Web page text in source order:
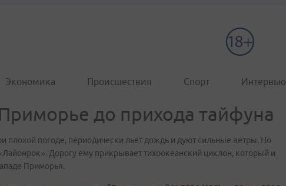
Экономика Происшествия Спорт Интервью
до прихода тайфуна
плохой погоде, периодически льет дождь и дуют сильные ветры. Но
Дорогу ему прикрывает тихоокеанский циклон, который и
Приморья.